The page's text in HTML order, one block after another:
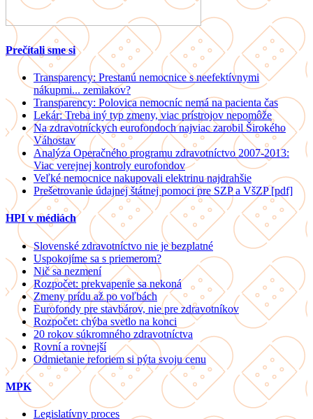
Prečítali sme si
Transparency: Prestanú nemocnice s neefektívnymi
nákupmi... zemiakov?
Transparency: Polovica nemocníc nemá na pacienta čas
Lekár: Treba iný typ zmeny, viac prístrojov nepomôže
Na zdravotníckych eurofondoch najviac zarobil Širokého
Váhostav
Analýza Operačného programu zdravotníctvo 2007-2013:
Viac verejnej kontroly eurofondov
Veľké nemocnice nakupovali elektrinu najdrahšie
Prešetrovanie údajnej štátnej pomoci pre SZP a VšZP [pdf]
HPI v médiách
Slovenské zdravotníctvo nie je bezplatné
Uspokojíme sa s priemerom?
Nič sa nezmení
Rozpočet: prekvapenie sa nekoná
Zmeny prídu až po voľbách
Eurofondy pre stavbárov, nie pre zdravotníkov
Rozpočet: chýba svetlo na konci
20 rokov súkromného zdravotníctva
Rovní a rovnejší
Odmietanie reforiem si pýta svoju cenu
MPK
Legislatívny proces